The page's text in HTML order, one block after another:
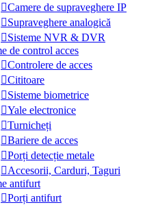
Camere de supraveghere IP
Supraveghere analogică
Sisteme NVR & DVR
de control acces
Controlere de acces
Cititoare
Sisteme biometrice
Yale electronice
Turnicheți
Bariere de acces
Porți detecție metale
Accesorii, Carduri, Taguri
antifurt
Porți antifurt